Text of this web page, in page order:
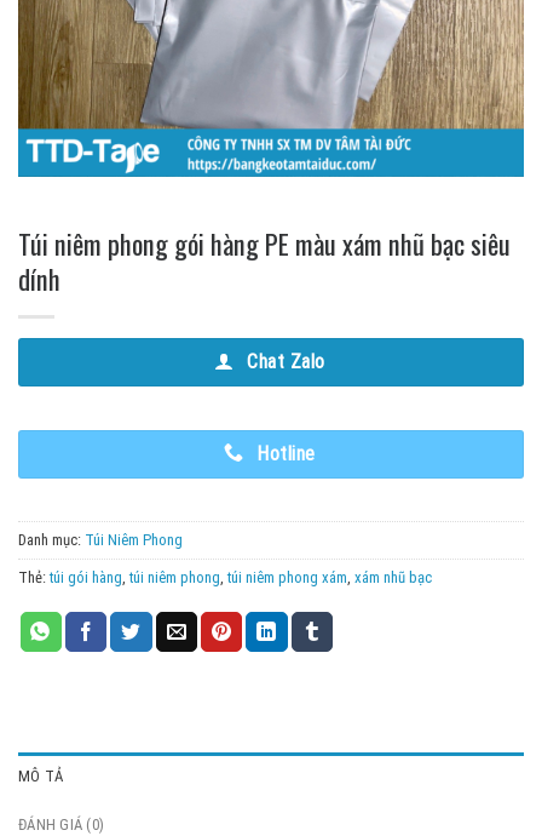
Túi niêm phong gói hàng PE màu xám nhũ bạc siêu
dính
Chat Zalo
Hotline
Danh mục: Túi Niêm Phong
Thẻ:túi gói hàng,túi niêm phong,túi niêm phong xám, xám nhũ bạc
MÔ TẢ
ĐÁNH GIÁ (0)